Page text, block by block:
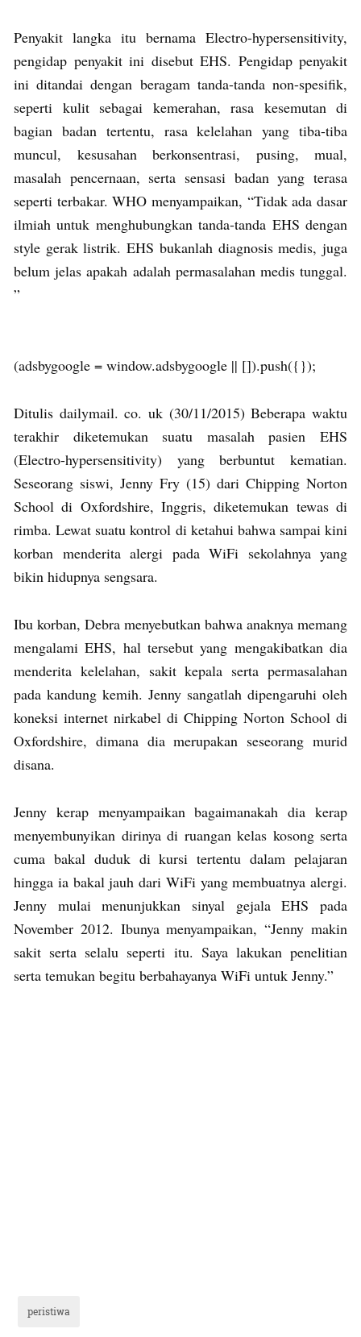
Penyakit langka itu bernama Electro-hypersensitivity,
pengidap penyakit ini disebut EHS. Pengidap penyakit
ini ditandai dengan beragam tanda-tanda non-spesifik,
seperti kulit sebagai kemerahan, rasa kesemutan di
bagian badan tertentu, rasa kelelahan yang tiba-tiba
muncul, kesusahan berkonsentrasi, pusing, mual,
masalah pencernaan, serta sensasi badan yang terasa
seperti terbakar. WHO menyampaikan, “Tidak ada dasar
ilmiah untuk menghubungkan tanda-tanda EHS dengan
style gerak listrik. EHS bukanlah diagnosis medis, juga
belum jelas apakah adalah permasalahan medis tunggal.
”
(adsbygoogle = window.adsbygoogle || []).push({});
Ditulis dailymail. co. uk (30/11/2015) Beberapa waktu
terakhir diketemukan suatu masalah pasien EHS
(Electro-hypersensitivity) yang berbuntut kematian.
Seseorang siswi, Jenny Fry (15) dari Chipping Norton
School di Oxfordshire, Inggris, diketemukan tewas di
rimba. Lewat suatu kontrol di ketahui bahwa sampai kini
korban menderita alergi pada WiFi sekolahnya yang
bikin hidupnya sengsara.
Ibu korban, Debra menyebutkan bahwa anaknya memang
mengalami EHS, hal tersebut yang mengakibatkan dia
menderita kelelahan, sakit kepala serta permasalahan
pada kandung kemih. Jenny sangatlah dipengaruhi oleh
koneksi internet nirkabel di Chipping Norton School di
Oxfordshire, dimana dia merupakan seseorang murid
disana.
Jenny kerap menyampaikan bagaimanakah dia kerap
menyembunyikan dirinya di ruangan kelas kosong serta
cuma bakal duduk di kursi tertentu dalam pelajaran
hingga ia bakal jauh dari WiFi yang membuatnya alergi.
Jenny mulai menunjukkan sinyal gejala EHS pada
November 2012. Ibunya menyampaikan, “Jenny makin
sakit serta selalu seperti itu. Saya lakukan penelitian
serta temukan begitu berbahayanya WiFi untuk Jenny.”
peristiwa